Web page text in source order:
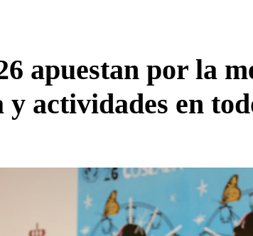
apuestan por la
actividades en